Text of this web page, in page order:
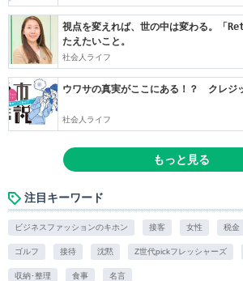
視点を変えれば、世の中は変わる。「
たえたいこと。
社会人ライフ
ウワサの真実がここにある！？ クレジ
社会人ライフ
もっと見る
注目キーワード
ビジネスファッションのキホン 接客 女性 税金
ゴルフ 接待 沈黙 Z世代pickフレッシャーズ
収納･整理 食事 名言